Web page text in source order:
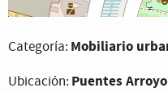
Categoría: Mobiliario
Ubicación: Puentes